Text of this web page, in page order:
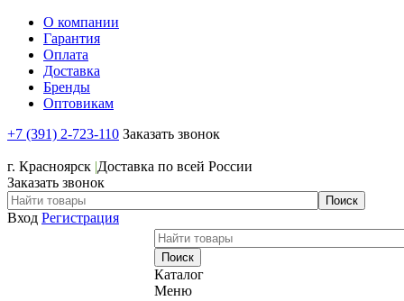
О компании
Гарантия
Оплата
Доставка
Бренды
Оптовикам
+7 (391) 2-723-110 Заказать звонок
г. Красноярск |Доставка по всей России
Заказать звонок
Вход Регистрация
Каталог
Меню